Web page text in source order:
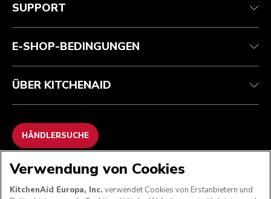
Garantie und Dokumente
Kontaktieren Sie uns.
Rückgaben und Erstattungen
Impressum
ODR
SUPPORT
E-SHOP-BEDINGUNGEN
ÜBER KITCHENAID
HÄNDLERSUCHE
WIR AKZEPTIEREN
Verwendung von Cookies
KitchenAid Europa, Inc. verwendet Cookies von Erstanbietern und